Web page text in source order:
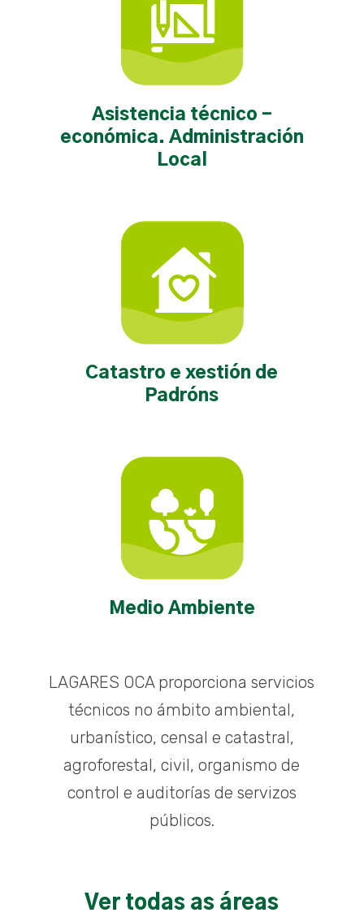
Asistencia técnico -
económica. Administración
Local
Catastro e xestión de
Padróns
Medio Ambiente
LAGARES OCA proporciona servicios
técnicos no ámbito ambiental,
urbanístico, censal e catastral,
agroforestal, civil, organismo de
control e auditorías de servizos
públicos.
Ver todas as áreas